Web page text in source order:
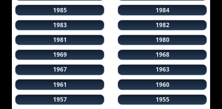
1985
1984
1983
1982
1981
1980
1969
1968
1967
1963
1961
1960
1957
1955